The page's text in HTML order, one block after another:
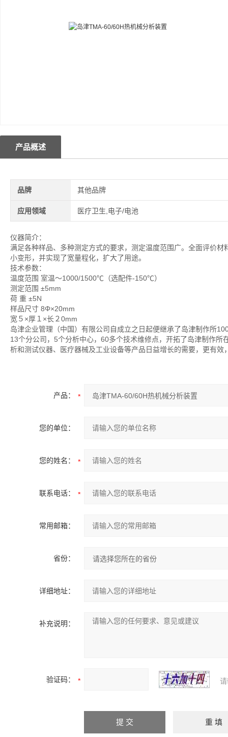
产品概述
品牌 其他品牌
应用领域 医疗卫生,电子/电池
仪器简介：
满足各种样品、多种测定方式的要求，测定温度范围广。全面评价
小变形，并实现了宽量程化，扩大了用途。
技术参数：
温度范围 室温～1000/1500℃（选配件-150℃）
测定范围 ±5mm
荷 重 ±5N
样品尺寸 8Φ×20mm
宽５×厚１×长２0mm
岛津企业管理（中国）有限公司自成立之日起便继承了岛津制作所
13个分公司，5个分析中心，60多个技术维修点，开拓了岛津制作
析和测试仪器、医疗器械及工业设备等产品日益增长的需要，更有效
产品：
您的单位：
您的姓名：
联系电话：
常用邮箱：
省份：
详细地址：
补充说明：
验证码：